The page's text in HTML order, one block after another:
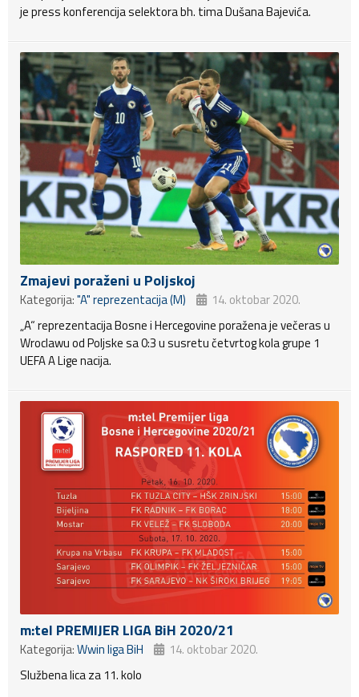
je press konferencija selektora bh. tima Dušana Bajevića.
Zmajevi poraženi u Poljskoj
Kategorija:"A" reprezentacija (M)
14. oktobar 2020.
„A“ reprezentacija Bosne i Hercegovine poražena je večeras u
Wroclawu od Poljske sa 0:3 u susretu četvrtog kola grupe 1
UEFA A Lige nacija.
m:tel PREMIJER LIGA BiH 2020/21
Kategorija:Wwin liga BiH
14. oktobar 2020.
Službena lica za 11. kolo